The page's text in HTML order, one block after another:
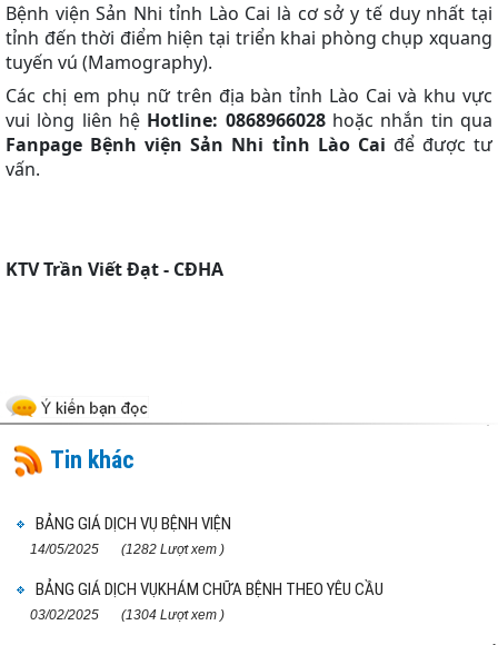
Bệnh viện Sản Nhi tỉnh Lào Cai là cơ sở y tế duy nhất tại
tỉnh đến thời điểm hiện tại triển khai phòng chụp xquang
tuyến vú (Mamography).
Các chị em phụ nữ trên địa bàn tỉnh Lào Cai và khu vực
vui lòng liên hệ Hotline: 0868966028hoặc nhắn tin qua
Fanpage Bệnh viện Sản Nhi tỉnh Lào Cai để được tư
vấn.
KTV Trần Viết Đạt - CĐHA
Tin khác
BẢNG GIÁ DỊCH VỤ BỆNH VIỆN
14/05/2025 (1282 Lượt xem )
BẢNG GIÁ DỊCH VỤKHÁM CHỮA BỆNH THEO YÊU CẦU
03/02/2025 (1304 Lượt xem )